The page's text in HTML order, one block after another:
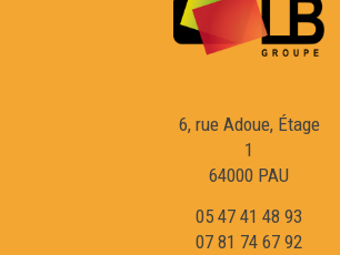
La dubèrtura dels comèrces -
Archius departementaus de Las
6, rue Adoue, Étage
1
64000 PAU
05 47 41 48 93
07 81 74 67 92